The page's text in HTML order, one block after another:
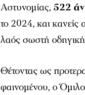
Αστυνομίας, 522
το 2024, και κανείς
λαός σωστή οδηγική
Θέτοντας ως
φαινομένου, ο